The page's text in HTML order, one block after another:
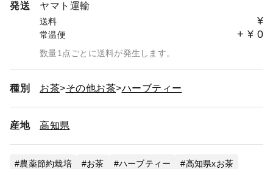
発送 ヤマト運輸
送料 ¥
常温便 + ¥ 0
数量1点ごとに送料が発生します。
種別 お茶 その他お茶 ハーブティー
産地 高知県
農薬節約栽培 お茶 ハーブティー
高知県xお茶